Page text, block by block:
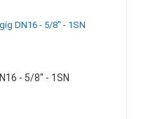
- 5/8" - 1SN